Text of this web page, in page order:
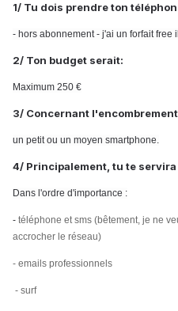
1/ Tu dois prendre ton
- hors abonnement - j'ai un forfait free
2/ Ton budget serait:
Maximum 250 €
3/ Concernant
un petit ou un moyen smartphone.
4/ Principalement, tu te
Dans l'ordre d'importance :
- téléphone et sms (bêtement, je ne
accrocher le réseau)
- emails professionnels
​ - surf